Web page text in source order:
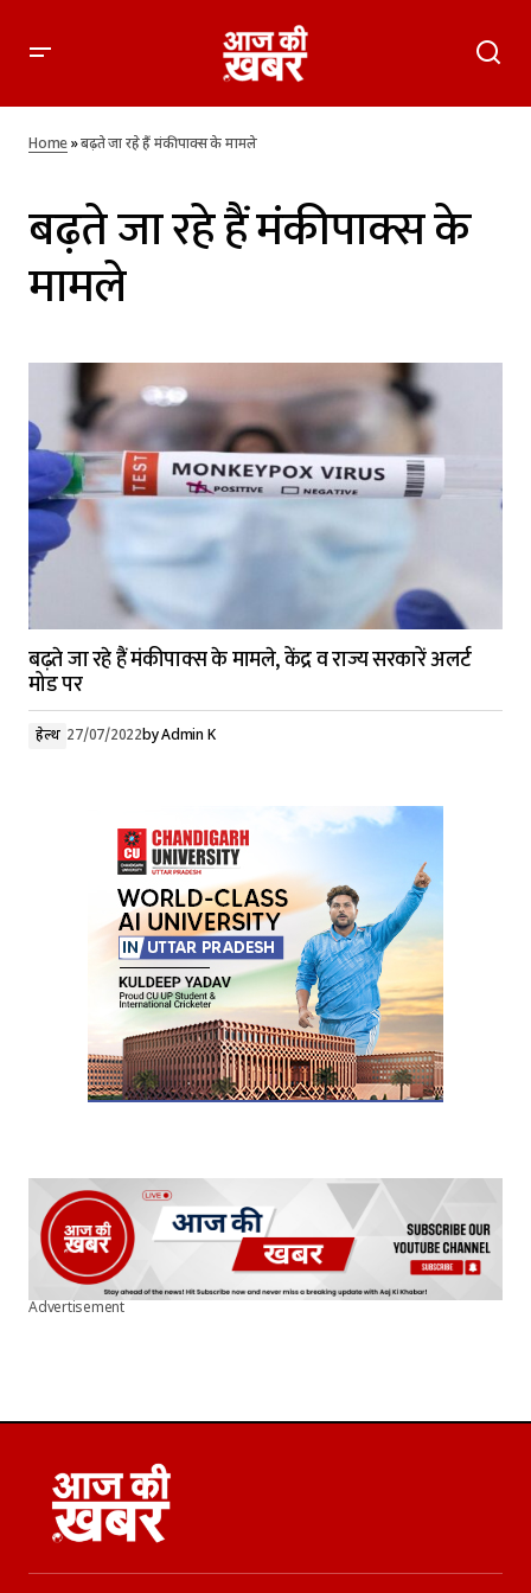
Home»बढ़ते जा रहे हैं मंकीपाक्स के मामले
बढ़ते जा रहे हैं मंकीपाक्स के
मामले
बढ़ते जा रहे हैं मंकीपाक्स के मामले, केंद्र व राज्य सरकारें अलर्ट
मोड पर
हेल्थ 27/07/2022byAdmin K
Advertisement